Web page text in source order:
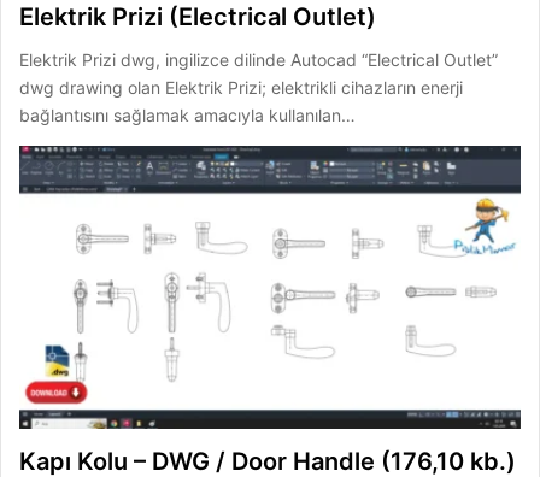
Elektrik Prizi (Electrical Outlet)
Elektrik Prizi dwg, ingilizce dilinde Autocad “Electrical Outlet”
dwg drawing olan Elektrik Prizi; elektrikli cihazların enerji
bağlantısını sağlamak amacıyla kullanılan…
Kapı Kolu – DWG / Door Handle (176,10 kb.)